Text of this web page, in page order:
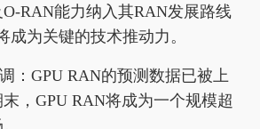
RAN能力纳入其RAN发展路线
成为关键的技术推动力。
：GPU RAN的预测数据已被上
，GPU RAN将成为一个规模超